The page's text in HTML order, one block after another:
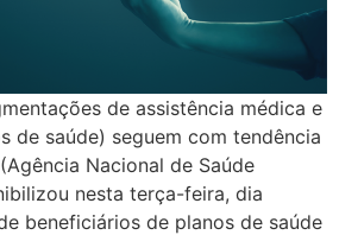
de assistência médica e
de saúde) seguem com tendência
Nacional de Saúde
nesta terça-feira, dia
beneficiários de planos de saúde